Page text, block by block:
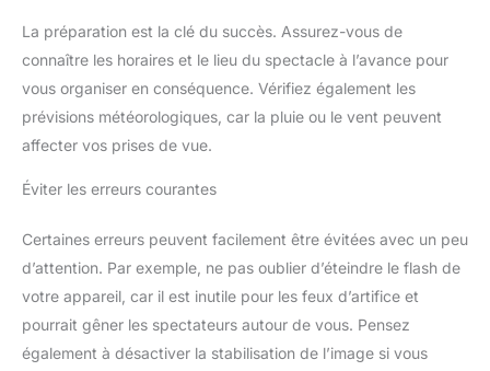
La préparation est la clé du succès. Assurez-vous de
connaître les horaires et le lieu du spectacle à l’avance pour
vous organiser en conséquence. Vérifiez également les
prévisions météorologiques, car la pluie ou le vent peuvent
affecter vos prises de vue.
Éviter les erreurs courantes
Certaines erreurs peuvent facilement être évitées avec un peu
d’attention. Par exemple, ne pas oublier d’éteindre le flash de
votre appareil, car il est inutile pour les feux d’artifice et
pourrait gêner les spectateurs autour de vous. Pensez
également à désactiver la stabilisation de l’image si vous